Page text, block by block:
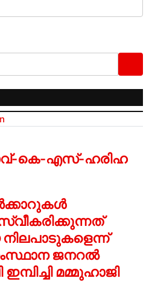
കെ-എസ്-ഹരിഹ
ജനറല്‍
മമ്മുഹാജി